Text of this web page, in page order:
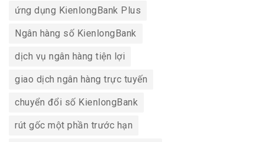
ứng dụng KienlongBank Plus
Ngân hàng số KienlongBank
dịch vụ ngân hàng tiện lợi
giao dịch ngân hàng trực tuyến
chuyển đổi số KienlongBank
rút gốc một phần trước hạn